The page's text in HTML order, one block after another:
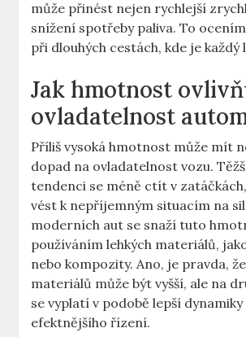
může přinést nejen rychlejší
snížení spotřeby paliva. To
při dlouhých cestách, kde je každý
Jak hmotnost
ovladatelnost
Příliš vysoká hmotnost může mít
dopad na ovladatelnost vozu.
tendenci se méně ctít v
vést k nepříjemným situacím na
moderních aut se snaží tuto
používáním lehkých materiálů,
nebo kompozity. Ano, je pravda,
materiálů může být vyšší, ale na
se vyplatí v podobě lepší dynamiky
efektnějšího řízení.